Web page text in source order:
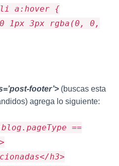
li a:hover {
0 1px 3px rgba(0, 0,
footer’> (buscas esta
agrega lo siguiente:
==
h3>